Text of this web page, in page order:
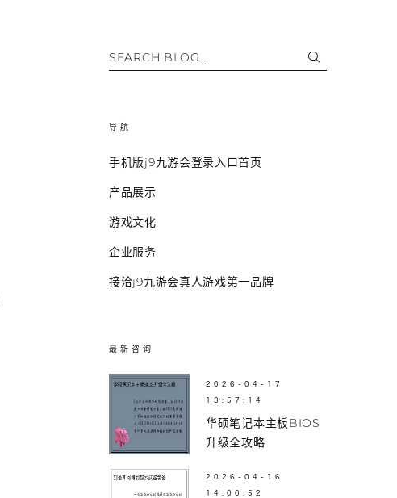
SEARCH BLOG...
导航
手机版j9九游会登录入口首页
产品展示
游戏文化
企业服务
接洽j9九游会真人游戏第一品牌
最新咨询
2026-04-17
13:57:14
华硕笔记本主板BIOS
升级全攻略
2026-04-16
14:00:52